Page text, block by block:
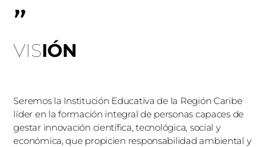
"
VISIÓN
Seremos la Institución Educativa de la Región Caribe
líder en la formación integral de personas capaces de
gestar innovación científica, tecnológica, social y
económica, que propicien responsabilidad ambiental y